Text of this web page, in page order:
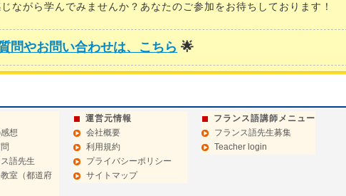
ながら学んでみませんか？あなたのご参加をお待ちしております！
問やお問い合わせは、こちら 🌟
想
語先生
室（都道府
運営元情報
会社概要
利用規約
プライバシーポリシー
サイトマップ
フランス語講師メニュー
フランス語先生募集
Teacher login